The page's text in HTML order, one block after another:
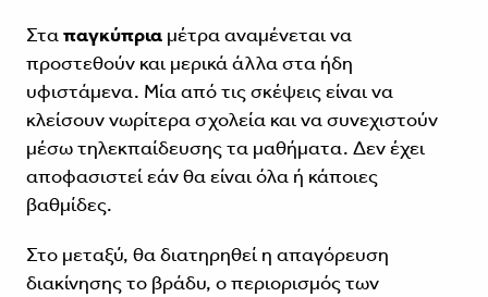
Σταπαγκύπρια μέτρα αναμένεται να
προστεθούν και μερικά άλλα στα ήδη
υφιστάμενα. Μία από τις σκέψεις είναι να
κλείσουν νωρίτερα σχολεία και να συνεχιστούν
μέσω τηλεκπαίδευσης τα μαθήματα. Δεν έχει
αποφασιστεί εάν θα είναι όλα ή κάποιες
βαθμίδες.
Στο μεταξύ, θα διατηρηθεί η απαγόρευση
διακίνησης το βράδυ, ο περιορισμός των